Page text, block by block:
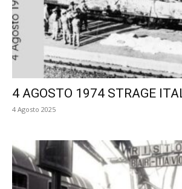
4 AGOSTO 1974 STRAGE
4 Agosto 2025